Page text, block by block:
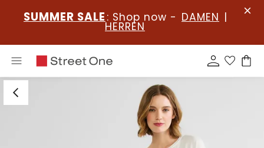
SUMMER SALE : Shop now - DAMEN |
HERREN